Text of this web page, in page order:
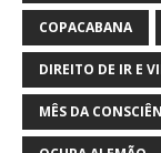
COPACABANA
DIREITO DE IR E
MÊS DA